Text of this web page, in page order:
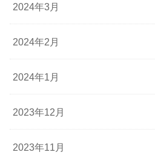
2024年3月
2024年2月
2024年1月
2023年12月
2023年11月